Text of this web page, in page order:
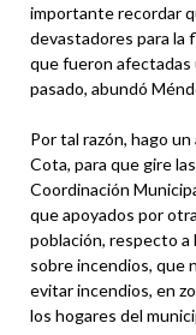
importante recordar
devastadores para la
que fueron afectadas
pasado, abundó
Por tal razón, hago
Cota, para que gire
Coordinación
que apoyados por
población, respecto a
sobre incendios, que
evitar incendios, en
los hogares del